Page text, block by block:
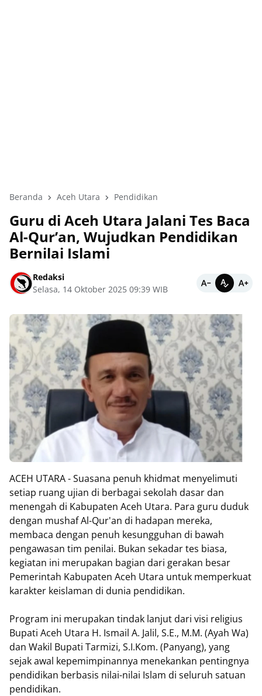
Beranda Aceh Utara Pendidikan
Guru di Aceh Utara Jalani Tes Baca
Al-Qur’an, Wujudkan Pendidikan
Bernilai Islami
Redaksi
Selasa, 14 Oktober 2025 09:39 WIB
ACEH UTARA - Suasana penuh khidmat menyelimuti
setiap ruang ujian di berbagai sekolah dasar dan
menengah di Kabupaten Aceh Utara. Para guru duduk
dengan mushaf Al-Qur'an di hadapan mereka,
membaca dengan penuh kesungguhan di bawah
pengawasan tim penilai. Bukan sekadar tes biasa,
kegiatan ini merupakan bagian dari gerakan besar
Pemerintah Kabupaten Aceh Utara untuk memperkuat
karakter keislaman di dunia pendidikan.
Program ini merupakan tindak lanjut dari visi religius
Bupati Aceh Utara H. Ismail A. Jalil, S.E., M.M. (Ayah Wa)
dan Wakil Bupati Tarmizi, S.I.Kom. (Panyang), yang
sejak awal kepemimpinannya menekankan pentingnya
pendidikan berbasis nilai-nilai Islam di seluruh satuan
pendidikan.